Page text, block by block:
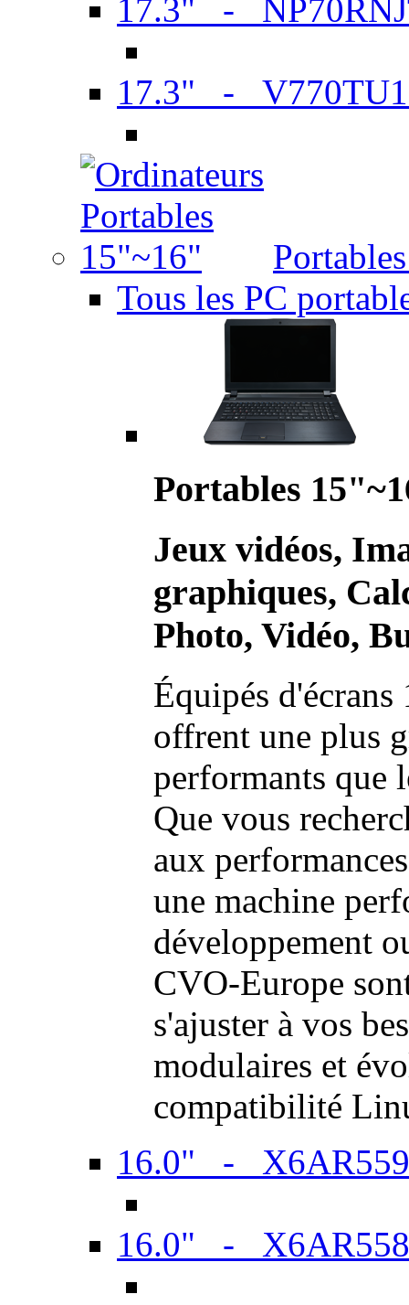
17.3" -
17.3" -
Tous les PC
Portables
Jeux vidéos,
graphiques,
Photo, Vidéo,
Équipés
offrent une plus
performants que
Que vous
aux
une machine
développement
CVO-Europe
s'ajuster à vos
modulaires et
compatibilité
16.0" -
16.0" -